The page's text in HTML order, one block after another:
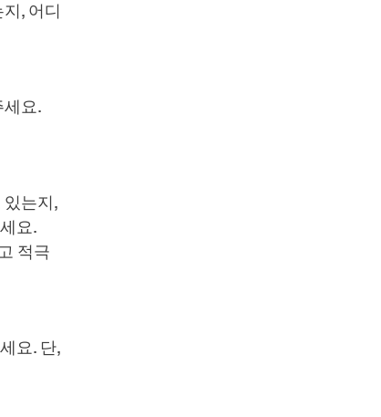
, 어디
세요.
있는지,
요.
적극
요. 단,